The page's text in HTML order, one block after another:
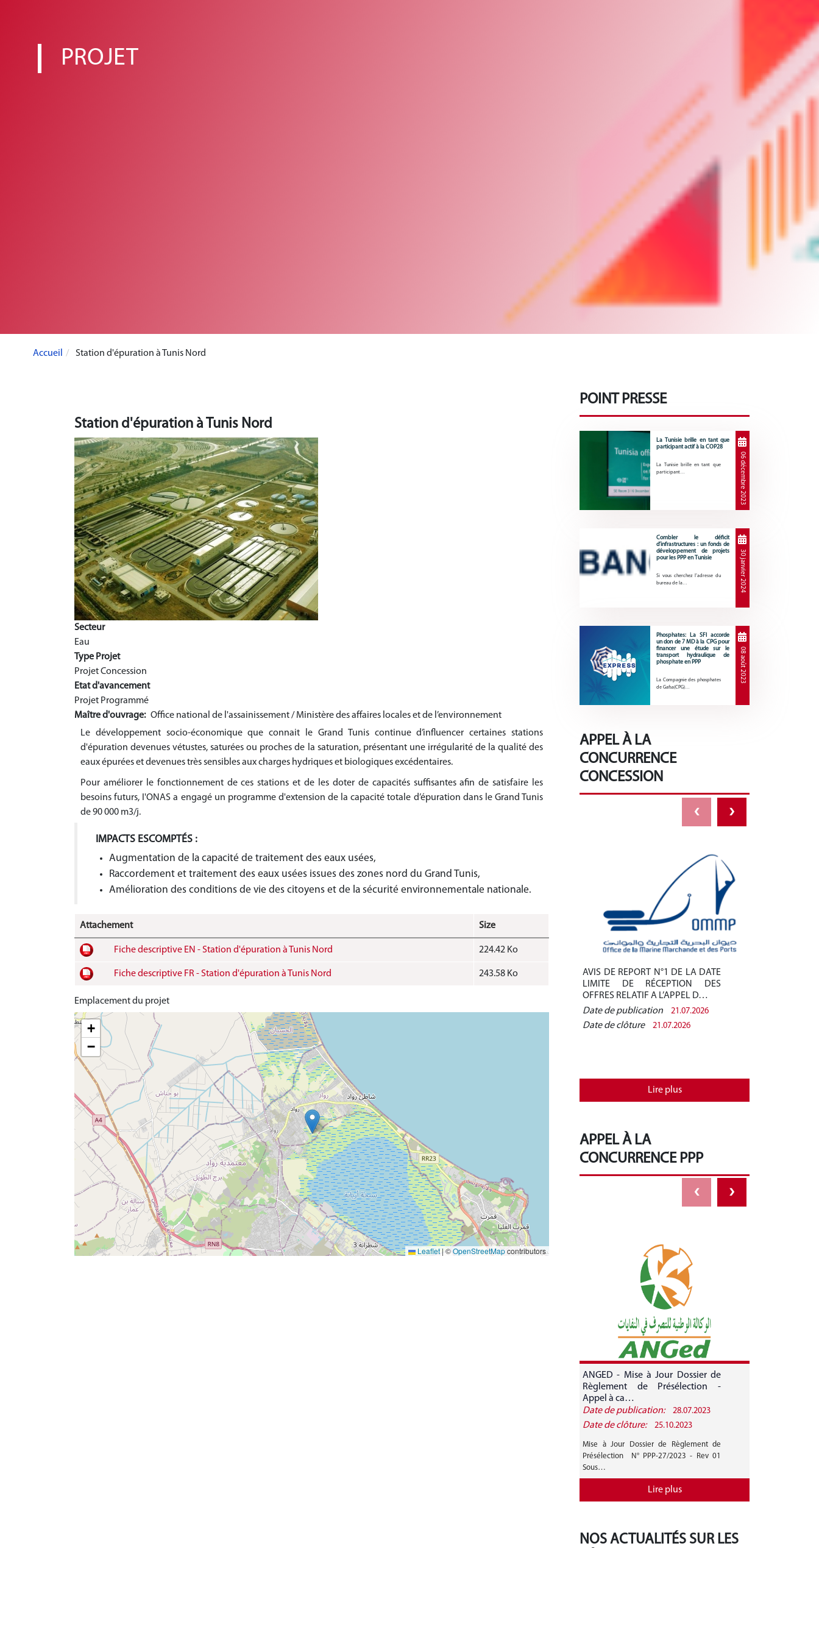
PROJET
Accueil Station d'épuration à Tunis Nord
Station d'épuration à Tunis Nord
Secteur
Eau
Type Projet
Projet Concession
Etat d'avancement
Projet Programmé
Maître d'ouvrage
Office national de l'assainissement / Ministère des affaires locales et de l’environnement
Le développement socio-économique que connait le Grand Tunis continue d’influencer certaines stations
d'épuration devenues vétustes, saturées ou proches de la saturation, présentant une irrégularité de la qualité des
eaux épurées et devenues très sensibles aux charges hydriques et biologiques excédentaires.
Pour améliorer le fonctionnement de ces stations et de les doter de capacités suffisantes afin de satisfaire les
besoins futurs, I'ONAS a engagé un programme d'extension de la capacité totale d’épuration dans le Grand Tunis
de 90 000 m3/j.
IMPACTS ESCOMPTÉS :
Augmentation de la capacité de traitement des eaux usées,
Raccordement et traitement des eaux usées issues des zones nord du Grand Tunis,
Amélioration des conditions de vie des citoyens et de la sécurité environnementale nationale.
Attachement Size
Fiche descriptive EN - Station d'épuration à Tunis Nord 224.42 Ko
Fiche descriptive FR - Station d'épuration à Tunis Nord 243.58 Ko
Emplacement du projet
+
−
Leaflet|©OpenStreetMapcontributors
POINT PRESSE
La Tunisie brille en tant que
participant actif à la COP28
La Tunisie brille en tant que
participant…
06 décembre 2023
Combler le déficit
d’infrastructures : un fonds de
développement de projets
pour les PPP en Tunisie
Si vous cherchez l’adresse du
bureau de la…
30 janvier 2024
Phosphates: La SFI accorde
un don de 7 MD à la CPG pour
financer une étude sur le
transport hydraulique de
phosphate en PPP
La Compagnie des phosphates
de Gafsa(CPG)…
08 août 2023
APPEL À LA
CONCURRENCE
CONCESSION
AVIS DE REPORT N°1 DE LA DATE
LIMITE DE RÉCEPTION DES
OFFRES RELATIF A L’APPEL D…
Date de publication
21.07.2026
Date de clôture 21.07.2026
Lire plus
‹ ›
APPEL À LA
CONCURRENCE PPP
ANGED - Mise à Jour Dossier de
Règlement de Présélection -
Appel à ca…
Date de publication:
28.07.2023
Date de clôture: 25.10.2023
Mise à Jour Dossier de Règlement de
Présélection N° PPP-27/2023 - Rev 01
Sous…
Lire plus
‹ ›
NOS ACTUALITÉS SUR LES